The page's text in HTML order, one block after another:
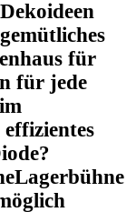
Dekoideen
für
für jede
Lagerbühne